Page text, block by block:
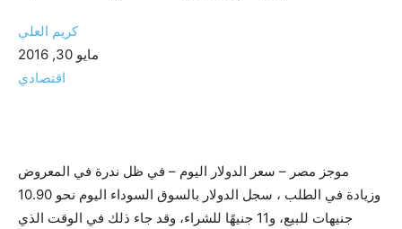
كريم العلي
مايو 30, 2016
اقتصادي
موجز مصر – سعر الدولار اليوم – في ظل ندرة في المعروض
وزيادة في الطلب ، سجل الدولار بالسوق السوداء اليوم نحو 10.90
جنيهات للبيع، و11 جنيهًا للشراء، وقد جاء ذلك في الوقت الذي